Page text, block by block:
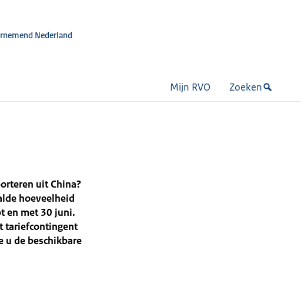
Nederland
Mijn RVO Zoeken
uit China?
hoeveelheid
en met 30 juni.
tariefcontingent
u de beschikbare